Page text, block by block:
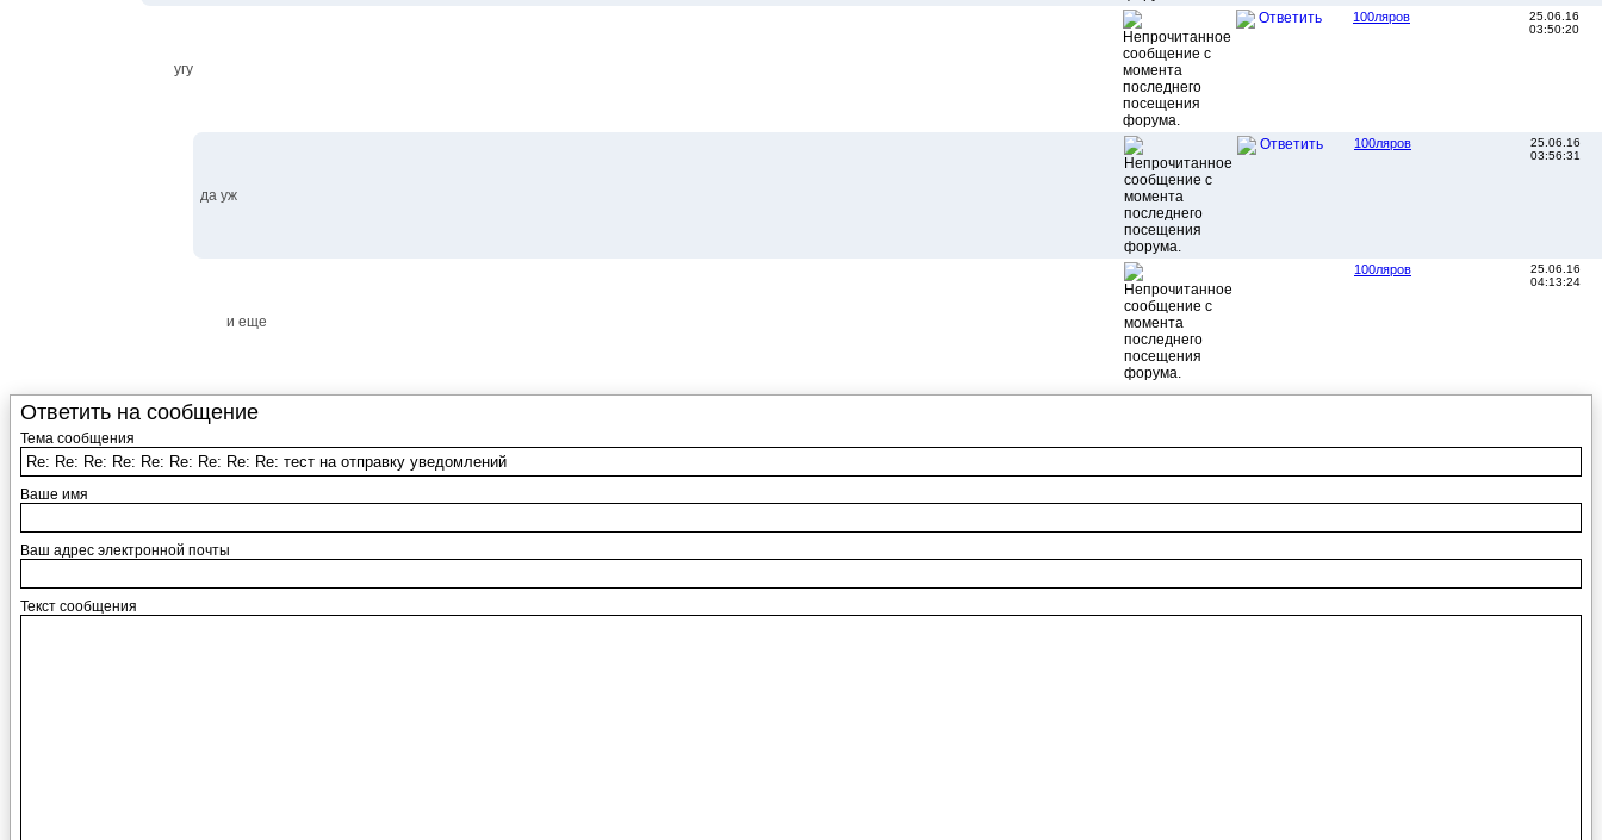
угу
Ответить 100ляров
25.06.16
03:50:20
да уж
Ответить 100ляров
25.06.16
03:56:31
и еще
100ляров
25.06.16
04:13:24
Ответить на сообщение
Тема сообщения
Ваше имя
Ваш адрес электронной почты
Текст сообщения